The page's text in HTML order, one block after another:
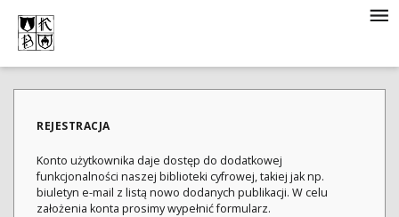
REJESTRACJA
Konto użytkownika daje dostęp do dodatkowej
funkcjonalności naszej biblioteki cyfrowej, takiej jak np.
biuletyn e-mail z listą nowo dodanych publikacji. W celu
założenia konta prosimy wypełnić formularz.